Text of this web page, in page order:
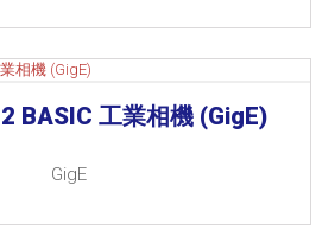
BASIC 工業相機 (GigE)
GigE